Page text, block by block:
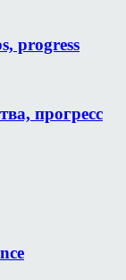
progress
прогресс